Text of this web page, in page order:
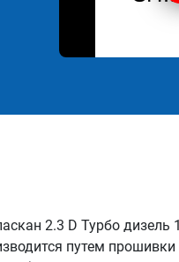
2.3 D Турбо дизель
путем